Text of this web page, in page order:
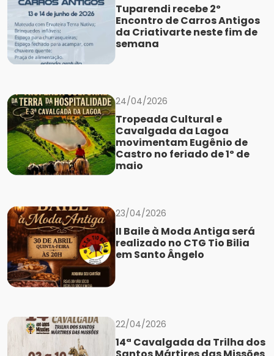
Tuparendi recebe 2º
Encontro de Carros Antigos
da Criativarte neste fim de
semana
24/04/2026
Tropeada Cultural e
Cavalgada da Lagoa
movimentam Eugênio de
Castro no feriado de 1º de
maio
23/04/2026
II Baile à Moda Antiga será
realizado no CTG Tio Bilia
em Santo Ângelo
22/04/2026
14ª Cavalgada da Trilha dos